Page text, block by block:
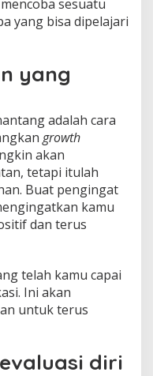
sesuatu
yang bisa dipelajari
yang
adalah cara
growth
akan
tetapi itulah
Buat pengingat
kamu
dan terus
telah kamu capai
Ini akan
untuk terus
diri